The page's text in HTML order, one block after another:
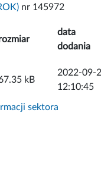
nr 145972
data
dodania
kB
2022-09-
12:10:45
sektora